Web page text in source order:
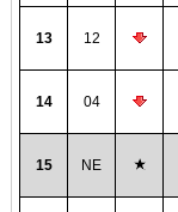
13 12
14 04
15 NE